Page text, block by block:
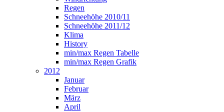
Regen
Schneehöhe 2010/11
Schneehöhe 2011/12
Klima
History
min/max Regen Tabelle
min/max Regen Grafik
2012
Januar
Februar
März
April